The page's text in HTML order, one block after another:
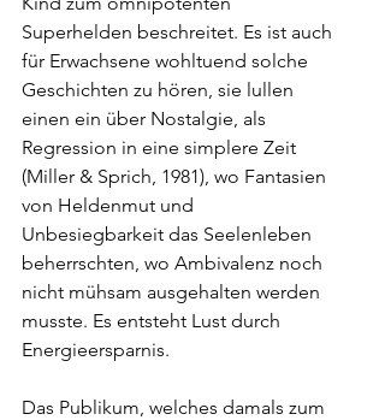
Superhelden beschreitet. Es ist auch
für Erwachsene wohltuend solche
Geschichten zu hören, sie lullen
einen ein über Nostalgie, als
Regression in eine simplere Zeit
(Miller & Sprich, 1981), wo Fantasien
von Heldenmut und
Unbesiegbarkeit das Seelenleben
beherrschten, wo Ambivalenz noch
nicht mühsam ausgehalten werden
musste. Es entsteht Lust durch
Energieersparnis.
Das Publikum, welches damals zum